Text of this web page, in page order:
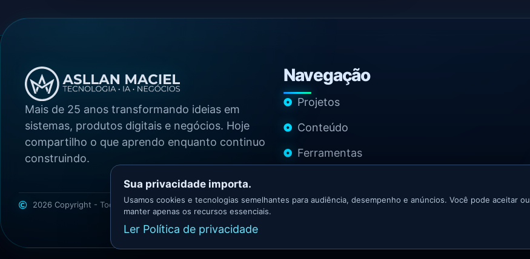
Mais de 25 anos transformando ideias em
sistemas, produtos digitais e negócios. Hoje
compartilho o que aprendo enquanto continuo
construindo.
Navegação
Projetos
Conteúdo
Ferramentas
2026 Copyright - Todos os direitos reservadosAsllan Maciel - Growth Marketer
Sua privacidade importa.
Usamos cookies e tecnologias semelhantes para audiência, desempenho e anúncios. Você pode aceitar ou
manter apenas os recursos essenciais.
Ler Política de privacidade